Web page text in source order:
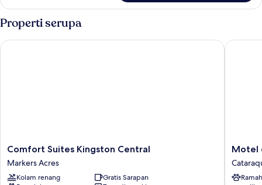
Kamar,
2
Tempat
Tidur
Double,
Properti serupa
Comfort
Suites
Kingston
Central
Comfort Suites Kingston Central
Markers Acres
Kolam renang
Gratis Sarapan
Comfort Suites Kingston Central
Motel
6
ON
Motel
Motel 6